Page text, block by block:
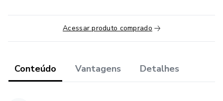
Acessar produto comprado
Conteúdo Vantagens Detalhes